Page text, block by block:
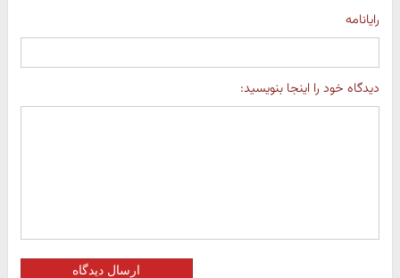
رایانامه
دیدگاه خود را اینجا بنویسید:
ارسال دیدگاه